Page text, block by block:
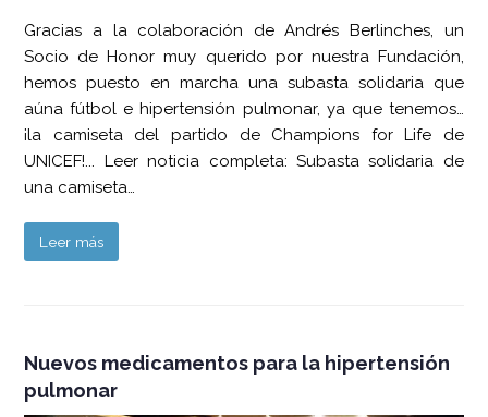
Gracias a la colaboración de Andrés Berlinches, un
Socio de Honor muy querido por nuestra Fundación,
hemos puesto en marcha una subasta solidaria que
aúna fútbol e hipertensión pulmonar, ya que tenemos…
¡la camiseta del partido de Champions for Life de
UNICEF!... Leer noticia completa: Subasta solidaria de
una camiseta…
Leer más
Nuevos medicamentos para la hipertensión
pulmonar